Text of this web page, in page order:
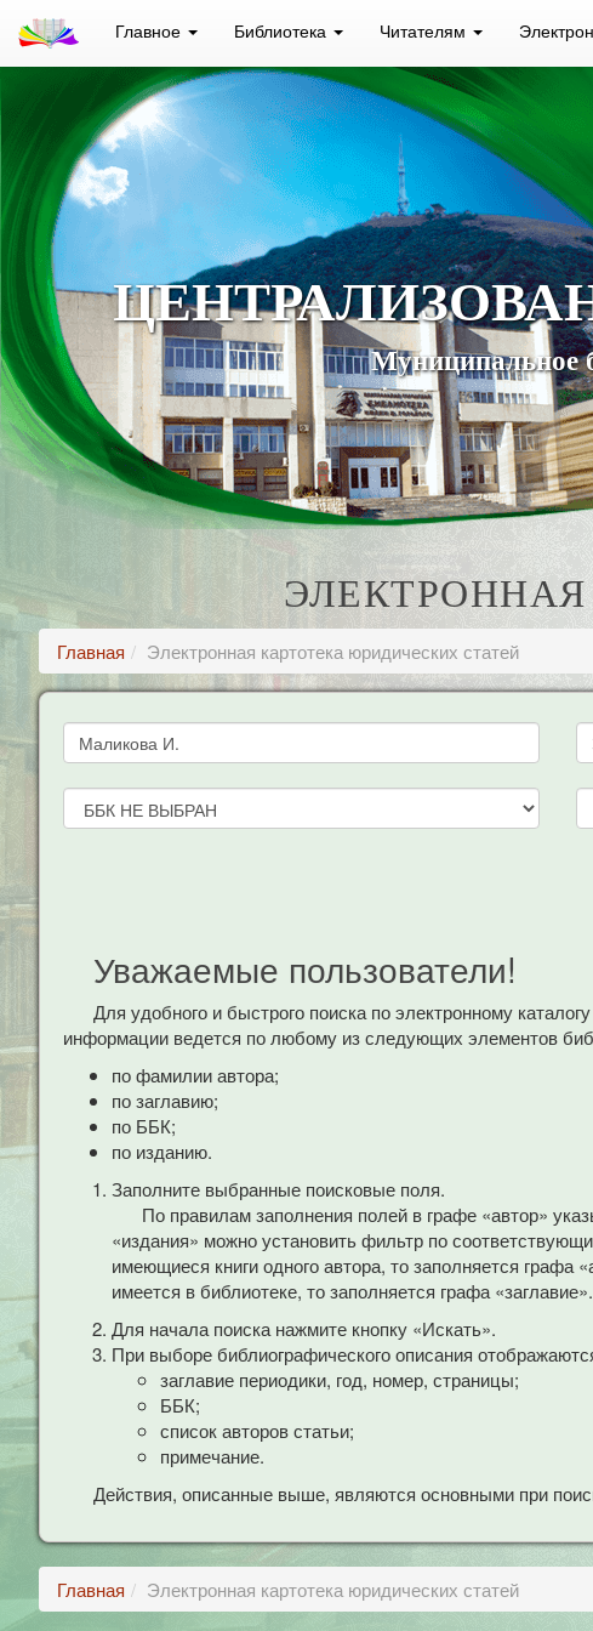
Главное Библиотека Читателям
Муниципальное
Главная Электронная картотека юридических статей
Уважаемые пользователи!
Для удобного и быстрого поиска по электронному
информации ведется по любому из следующих элементов
по фамилии автора;
по заглавию;
по ББК;
по изданию.
Заполните выбранные поисковые поля.
По правилам заполнения полей в графе «автор»
«издания» можно установить фильтр по
имеющиеся книги одного автора, то заполняется графа
имеется в библиотеке, то заполняется графа «заглавие».
Для начала поиска нажмите кнопку «Искать».
При выборе библиографического описания
заглавие периодики, год, номер, страницы;
ББК;
список авторов статьи;
примечание.
Действия, описанные выше, являются основными при
Главная Электронная картотека юридических статей